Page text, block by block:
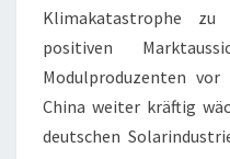
Klimakatastrophe
positiven
Modulproduzenten
China weiter kräftig
deutschen